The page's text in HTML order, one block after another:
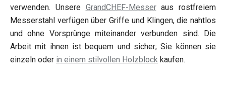
verwenden. Unsere GrandCHEF-Messeraus rostfreiem
Messerstahl verfügen über Griffe und Klingen, die nahtlos
und ohne Vorsprünge miteinander verbunden sind. Die
Arbeit mit ihnen ist bequem und sicher; Sie können sie
einzeln oder in einem stilvollen Holzblock kaufen.